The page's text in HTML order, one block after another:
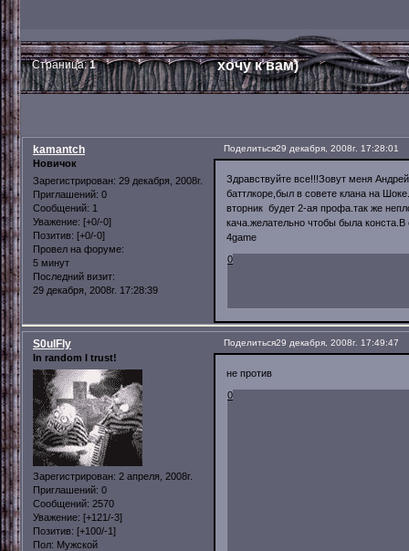
хочу к вам)
Страница:1
Поделиться29 декабря, 2008г. 17:28:01
kamantch
Новичок
Зарегистрирован: 29 декабря, 2008г.
Приглашений: 0
Сообщений: 1
Уважение: [+0/-0]
Позитив: [+0/-0]
Провел на форуме:
5 минут
Последний визит:
29 декабря, 2008г. 17:28:39
Здравствуйте все!!!Зовут меня
баттлкоре,был в совете клана на
вторник будет 2-ая профа.так же
кача.желательно чтобы была
4game
0
Поделиться29 декабря, 2008г. 17:49:47
S0ulFly
In random I trust!
Зарегистрирован: 2 апреля, 2008г.
Приглашений: 0
Сообщений: 2570
Уважение: [+121/-3]
Позитив: [+100/-1]
Пол: Мужской
не против
0